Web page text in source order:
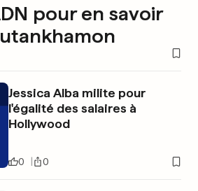
pour en savoir
Jessica Alba milite pour
l'égalité des salaires à
Hollywood
0 0